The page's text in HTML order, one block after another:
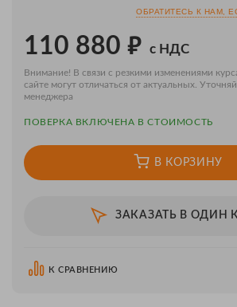
ОБРАТИТЕСЬ К НАМ,
110 880 ₽ с НДС
Внимание! В связи с резкими изменениями
сайте могут отличаться от актуальных.
менеджера
ПОВЕРКA ВКЛЮЧЕНА В СТОИМОСТЬ
В КОРЗИНУ
ЗАКАЗАТЬ В ОДИН
К СРАВНЕНИЮ